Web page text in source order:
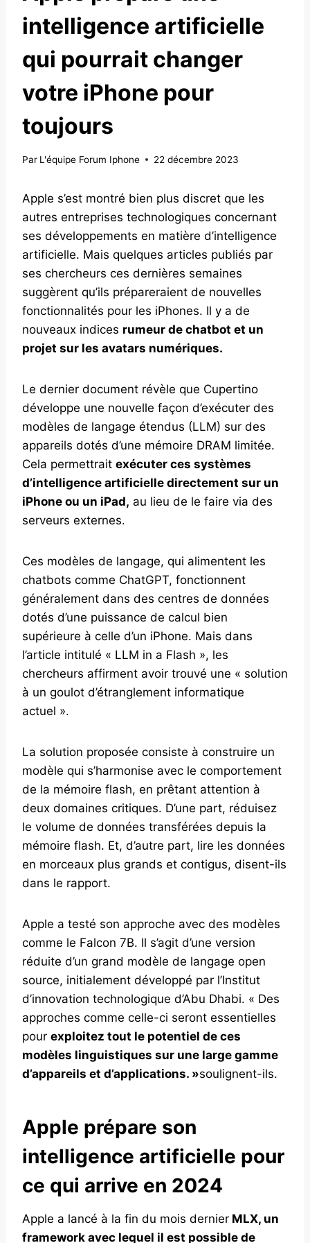
intelligence artificielle
qui pourrait changer
votre iPhone pour
toujours
Par L'équipe Forum Iphone 22 décembre 2023
Apple s’est montré bien plus discret que les
autres entreprises technologiques concernant
ses développements en matière d’intelligence
artificielle. Mais quelques articles publiés par
ses chercheurs ces dernières semaines
suggèrent qu’ils prépareraient de nouvelles
fonctionnalités pour les iPhones. Il y a de
nouveaux indices rumeur de chatbot et un
projet sur les avatars numériques.
Le dernier document révèle que Cupertino
développe une nouvelle façon d’exécuter des
modèles de langage étendus (LLM) sur des
appareils dotés d’une mémoire DRAM limitée.
Cela permettrait exécuter ces systèmes
d’intelligence artificielle directement sur un
iPhone ou un iPad, au lieu de le faire via des
serveurs externes.
Ces modèles de langage, qui alimentent les
chatbots comme ChatGPT, fonctionnent
généralement dans des centres de données
dotés d’une puissance de calcul bien
supérieure à celle d’un iPhone. Mais dans
l’article intitulé « LLM in a Flash », les
chercheurs affirment avoir trouvé une « solution
à un goulot d’étranglement informatique
actuel ».
La solution proposée consiste à construire un
modèle qui s’harmonise avec le comportement
de la mémoire flash, en prêtant attention à
deux domaines critiques. D’une part, réduisez
le volume de données transférées depuis la
mémoire flash. Et, d’autre part, lire les données
en morceaux plus grands et contigus, disent-ils
dans le rapport.
Apple a testé son approche avec des modèles
comme le Falcon 7B. Il s’agit d’une version
réduite d’un grand modèle de langage open
source, initialement développé par l’Institut
d’innovation technologique d’Abu Dhabi. « Des
approches comme celle-ci seront essentielles
pour exploitez tout le potentiel de ces
modèles linguistiques sur une large gamme
d’appareils et d’applications. »soulignent-ils.
Apple prépare son
intelligence artificielle pour
ce qui arrive en 2024
Apple a lancé à la fin du mois dernier MLX, un
framework avec lequel il est possible de